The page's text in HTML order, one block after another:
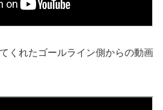
くれたゴールライン側からの動画